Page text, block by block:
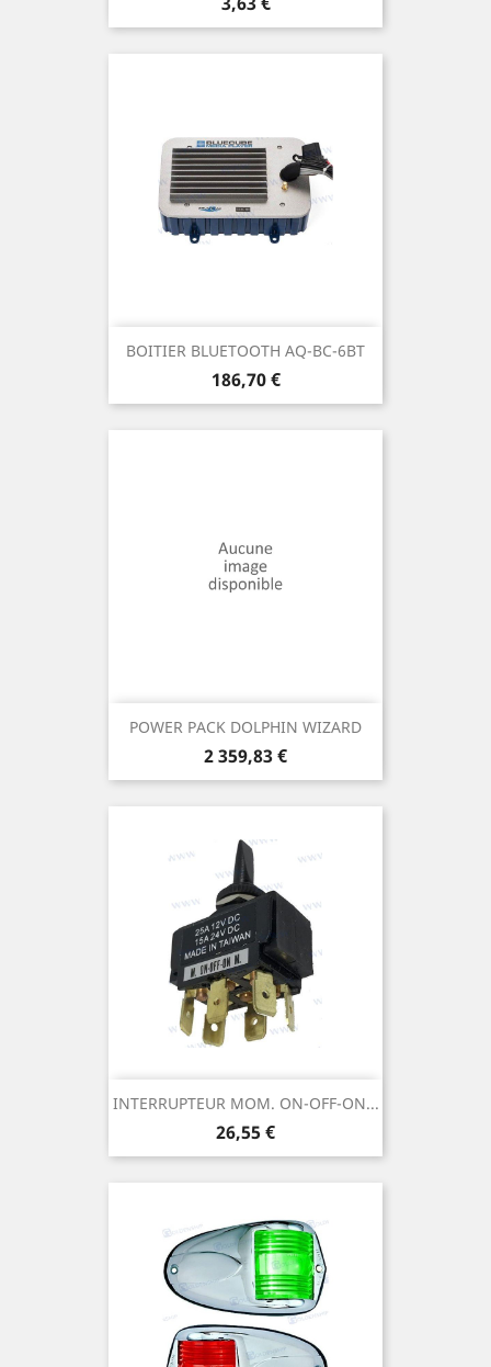
BOITIER BLUETOOTH AQ-BC-6BT
Prix
186,70 €
POWER PACK DOLPHIN WIZARD
Prix
2 359,83 €
INTERRUPTEUR MOM. ON-OFF-ON...
Prix
26,55 €